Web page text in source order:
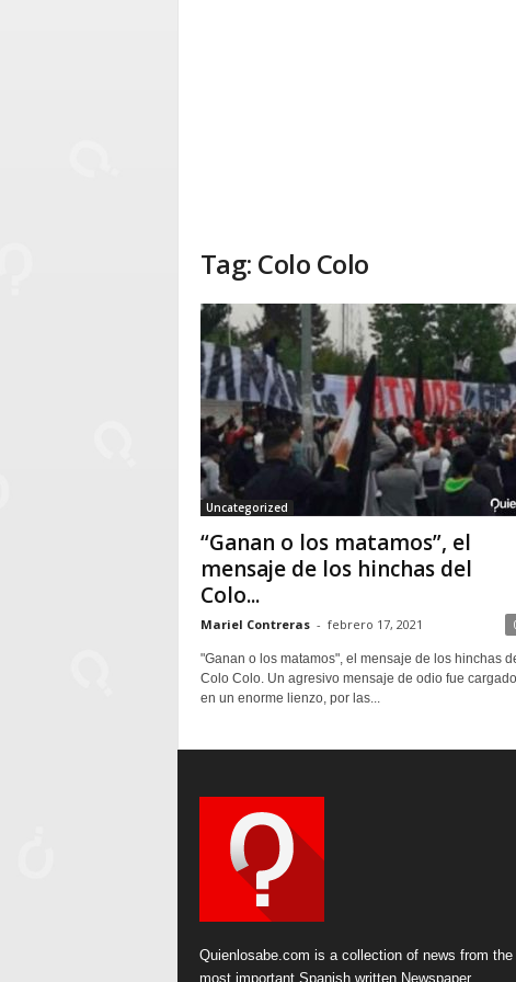
Tag: Colo Colo
Uncategorized
“Ganan o los matamos”, el
mensaje de los hinchas del
Colo...
Mariel Contreras - febrero 17, 2021
"Ganan o los matamos", el mensaje de los hinchas
Colo Colo. Un agresivo mensaje de odio fue
en un enorme lienzo, por las...
Quienlosabe.com is a collection of news from the
most important Spanish written Newspaper.